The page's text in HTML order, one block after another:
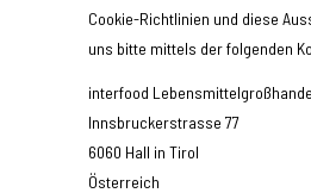
Cookie-Richtlinien und diese
uns bitte mittels der folgenden
interfood
Innsbruckerstrasse 77
6060 Hall in Tirol
Österreich